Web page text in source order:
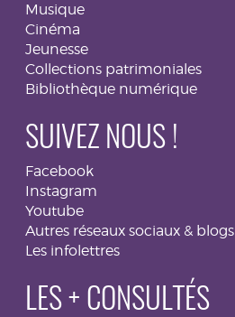
Musique
Cinéma
Jeunesse
Collections patrimoniales
Bibliothèque numérique
SUIVEZ NOUS !
Facebook
Instagram
Youtube
Autres réseaux sociaux & blogs
Les infolettres
LES + CONSULTÉS